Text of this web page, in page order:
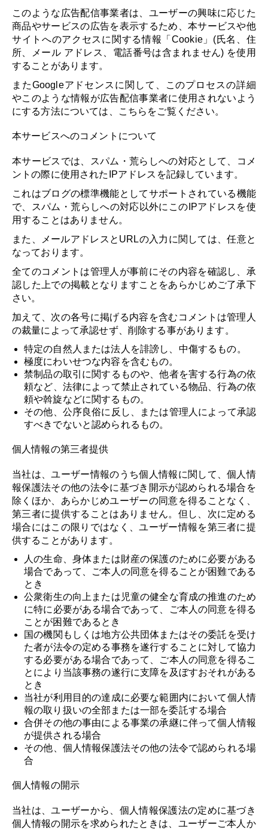
このような広告配信事業者は、ユーザーの興味に応じた
商品やサービスの広告を表示するため、本サービスや他
サイトへのアクセスに関する情報「Cookie」(氏名、住
所、メール アドレス、電話番号は含まれません) を使用
することがあります。
またGoogleアドセンスに関して、このプロセスの詳細
やこのような情報が広告配信事業者に使用されないよう
にする方法については、こちらをご覧ください。
本サービスへのコメントについて
本サービスでは、スパム・荒らしへの対応として、コメ
ントの際に使用されたIPアドレスを記録しています。
これはブログの標準機能としてサポートされている機能
で、スパム・荒らしへの対応以外にこのIPアドレスを使
用することはありません。
また、メールアドレスとURLの入力に関しては、任意と
なっております。
全てのコメントは管理人が事前にその内容を確認し、承
認した上での掲載となりますことをあらかじめご了承下
さい。
加えて、次の各号に掲げる内容を含むコメントは管理人
の裁量によって承認せず、削除する事があります。
特定の自然人または法人を誹謗し、中傷するもの。
極度にわいせつな内容を含むもの。
禁制品の取引に関するものや、他者を害する行為の依
頼など、法律によって禁止されている物品、行為の依
頼や斡旋などに関するもの。
その他、公序良俗に反し、または管理人によって承認
すべきでないと認められるもの。
個人情報の第三者提供
当社は、ユーザー情報のうち個人情報に関して、個人情
報保護法その他の法令に基づき開示が認められる場合を
除くほか、あらかじめユーザーの同意を得ることなく、
第三者に提供することはありません。但し、次に定める
場合にはこの限りではなく、ユーザー情報を第三者に提
供することがあります。
人の生命、身体または財産の保護のために必要がある
場合であって、ご本人の同意を得ることが困難である
とき
公衆衛生の向上または児童の健全な育成の推進のため
に特に必要がある場合であって、ご本人の同意を得る
ことが困難であるとき
国の機関もしくは地方公共団体またはその委託を受け
た者が法令の定める事務を遂行することに対して協力
する必要がある場合であって、ご本人の同意を得るこ
とにより当該事務の遂行に支障を及ぼすおそれがある
とき
当社が利用目的の達成に必要な範囲内において個人情
報の取り扱いの全部または一部を委託する場合
合併その他の事由による事業の承継に伴って個人情報
が提供される場合
その他、個人情報保護法その他の法令で認められる場
合
個人情報の開示
当社は、ユーザーから、個人情報保護法の定めに基づき
個人情報の開示を求められたときは、ユーザーご本人か